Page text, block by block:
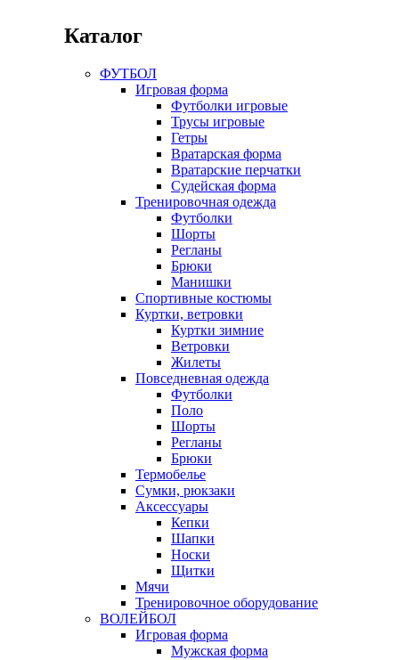
Каталог
ФУТБОЛ
Игровая форма
Футболки игровые
Трусы игровые
Гетры
Вратарская форма
Вратарские перчатки
Судейская форма
Тренировочная одежда
Футболки
Шорты
Регланы
Брюки
Манишки
Спортивные костюмы
Куртки, ветровки
Куртки зимние
Ветровки
Жилеты
Повседневная одежда
Футболки
Поло
Шорты
Регланы
Брюки
Термобелье
Сумки, рюкзаки
Аксессуары
Кепки
Шапки
Носки
Щитки
Мячи
Тренировочное оборудование
ВОЛЕЙБОЛ
Игровая форма
Мужская форма